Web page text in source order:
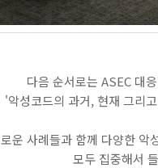
다음 순서로는 ASEC 대
'악성코드의 과거, 현재 그리
운 사례들과 함께 다양한 악
모두 집중해서